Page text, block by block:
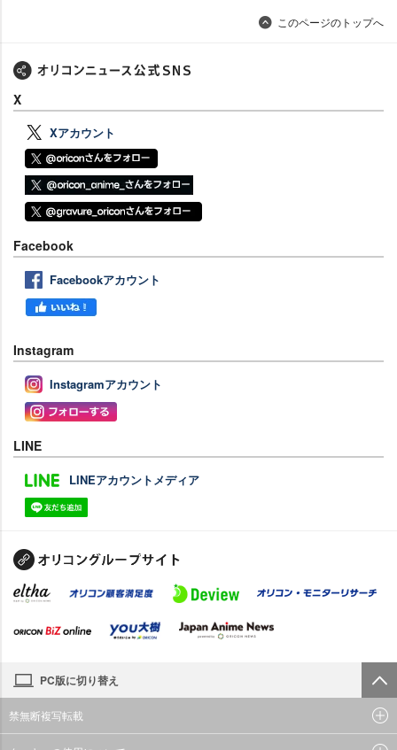
このページのトップへ
X
Xアカウント
Facebook
Facebookアカウント
Instagram
Instagramアカウント
LINE
LINEアカウントメディア
PC版に切り替え
禁無断複写転載